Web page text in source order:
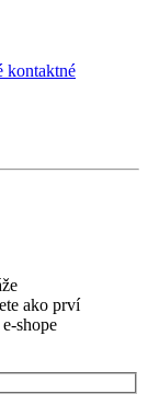
kontaktné
ako prví
shope